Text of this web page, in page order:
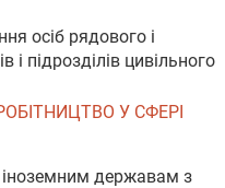
осіб рядового і
і підрозділів цивільного
У СФЕРІ
державам з